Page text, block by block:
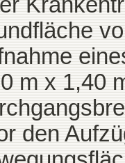
m x 1,40
den